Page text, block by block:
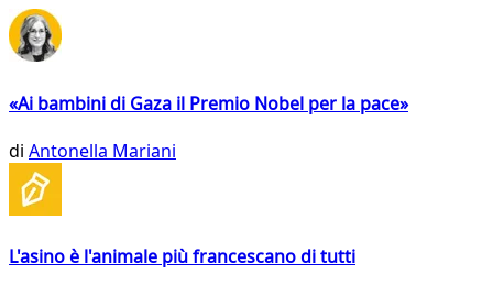
«Ai bambini di Gaza il Premio Nobel per la pace»
di Antonella Mariani
L'asino è l'animale più francescano di tutti